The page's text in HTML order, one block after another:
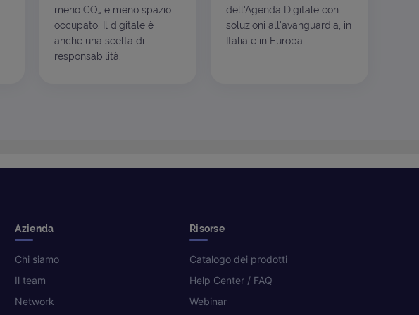
meno CO₂ e meno spazio
occupato. Il digitale è
anche una scelta di
responsabilità.
dell'Agenda Digitale con
soluzioni all'avanguardia, in
Italia e in Europa.
Azienda
Chi siamo
Il team
Network
Risorse
Catalogo dei prodotti
Help Center / FAQ
Webinar